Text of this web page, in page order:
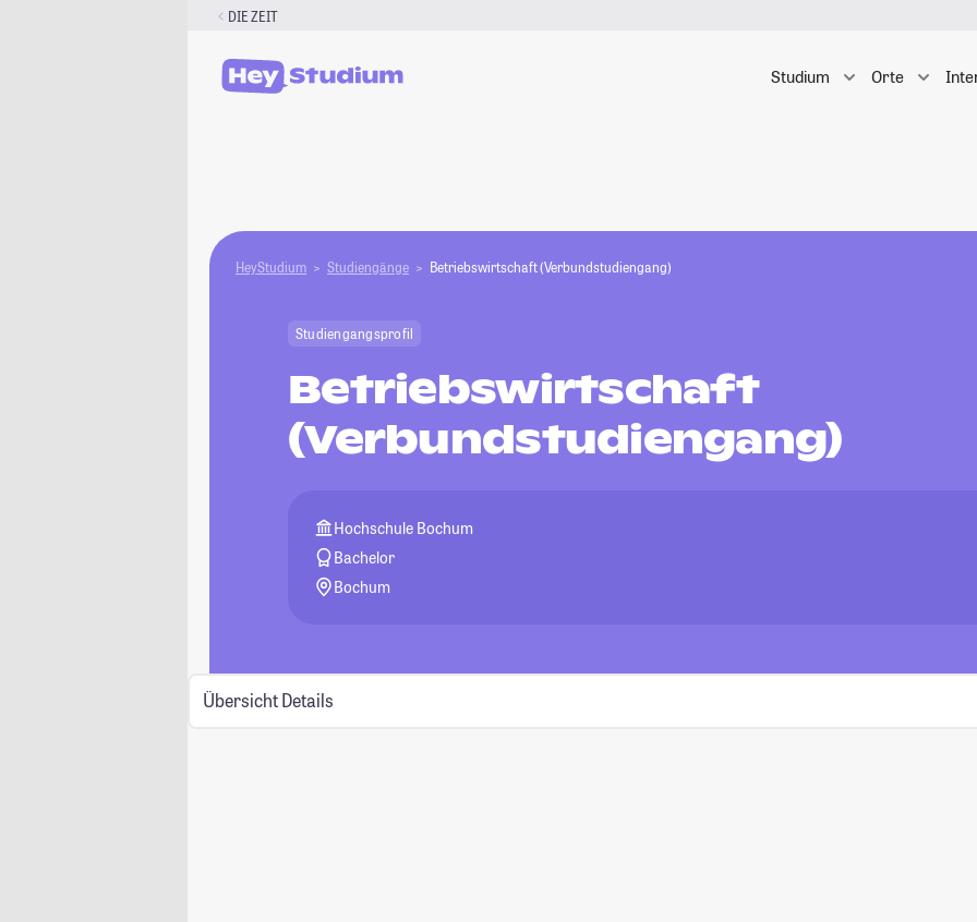
DIE ZEIT
Studium Orte
HeyStudium Studiengänge Betriebswirtschaft (Verbundstudiengang)
Studiengangsprofil
Betriebswirtschaft
(Verbundstudiengang)
Hochschule Bochum
Bachelor
Bochum
Übersicht Details